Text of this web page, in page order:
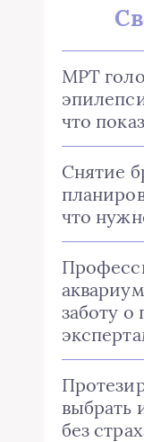
МРТ
что
Снятие
что
заботу
выбрать
без